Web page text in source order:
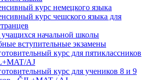
курс немецкого языка
курс чешского языка для
начальной школы
вступительные экзамены
курс для пятиклассников
AJ
курс для учеников 8 и 9